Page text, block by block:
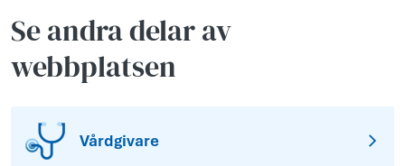
Se andra delar av
webbplatsen
Vårdgivare